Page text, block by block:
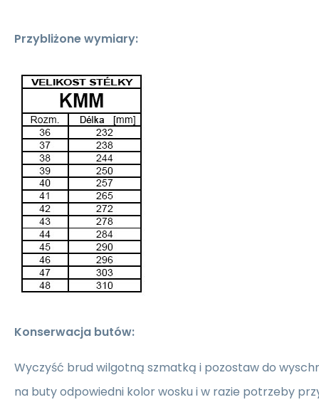
Przybliżone wymiary:
Konserwacja butów:
Wyczyść brud wilgotną szmatką i pozostaw do
na buty odpowiedni kolor wosku i w razie potrzeby